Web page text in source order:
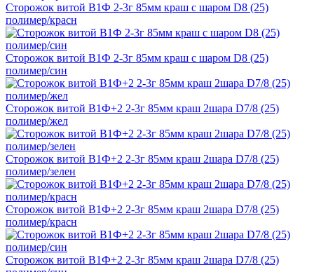
Сторожок витой В1Ф 2-3г 85мм краш с шаром D8 (25)
полимер/красн
Сторожок витой В1Ф 2-3г 85мм краш с шаром D8 (25)
полимер/син
Сторожок витой В1Ф+2 2-3г 85мм краш 2шара D7/8 (25)
полимер/жел
Сторожок витой В1Ф+2 2-3г 85мм краш 2шара D7/8 (25)
полимер/зелен
Сторожок витой В1Ф+2 2-3г 85мм краш 2шара D7/8 (25)
полимер/красн
Сторожок витой В1Ф+2 2-3г 85мм краш 2шара D7/8 (25)